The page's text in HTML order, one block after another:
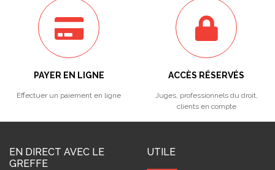
PAYER EN LIGNE
Effectuer un paiement en ligne
ACCÈS RÉSERVÉS
Juges, professionnels du droit,
clients en compte
EN DIRECT AVEC LE
GREFFE
UTILE